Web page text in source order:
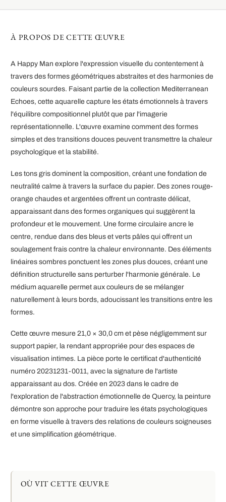
À PROPOS DE CETTE ŒUVRE
A Happy Man explore l'expression visuelle du contentement à
travers des formes géométriques abstraites et des harmonies de
couleurs sourdes. Faisant partie de la collection Mediterranean
Echoes, cette aquarelle capture les états émotionnels à travers
l'équilibre compositionnel plutôt que par l'imagerie
représentationnelle. L'œuvre examine comment des formes
simples et des transitions douces peuvent transmettre la chaleur
psychologique et la stabilité.
Les tons gris dominent la composition, créant une fondation de
neutralité calme à travers la surface du papier. Des zones rouge-
orange chaudes et argentées offrent un contraste délicat,
apparaissant dans des formes organiques qui suggèrent la
profondeur et le mouvement. Une forme circulaire ancre le
centre, rendue dans des bleus et verts pâles qui offrent un
soulagement frais contre la chaleur environnante. Des éléments
linéaires sombres ponctuent les zones plus douces, créant une
définition structurelle sans perturber l'harmonie générale. Le
médium aquarelle permet aux couleurs de se mélanger
naturellement à leurs bords, adoucissant les transitions entre les
formes.
Cette œuvre mesure 21,0 × 30,0 cm et pèse négligemment sur
support papier, la rendant appropriée pour des espaces de
visualisation intimes. La pièce porte le certificat d'authenticité
numéro 20231231-0011, avec la signature de l'artiste
apparaissant au dos. Créée en 2023 dans le cadre de
l'exploration de l'abstraction émotionnelle de Quercy, la peinture
démontre son approche pour traduire les états psychologiques
en forme visuelle à travers des relations de couleurs soigneuses
et une simplification géométrique.
OÙ VIT CETTE ŒUVRE